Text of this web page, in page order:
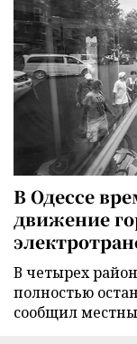
В Одессе
движение
В четырех
полностью
сообщил